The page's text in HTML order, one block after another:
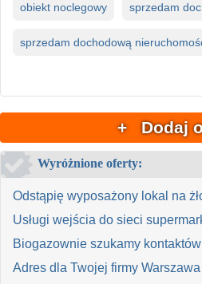
obiekt noclegowy sprzedam
sprzedam dochodową
+ Dodaj
Wyróżnione oferty:
Odstąpię wyposażony lokal na
Usługi wejścia do sieci
Biogazownie szukamy
Adres dla Twojej firmy Warszawa